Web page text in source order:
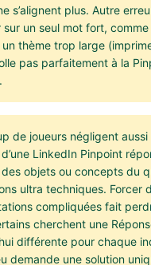
s’alignent plus. Autre
sur un seul mot fort,
thème trop large
pas parfaitement à la
de joueurs négligent
LinkedIn Pinpoint
objets ou concepts du
ultra techniques. Forcer
compliquées fait
cherchent une
différente pour chaque
demande une solution